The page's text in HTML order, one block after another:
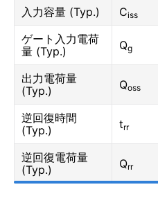
入力容量 (Typ.) Ciss
ゲート入力電荷
量 (Typ.)
Qg
出力電荷量
(Typ.)
Qoss
逆回復時間
(Typ.)
trr
逆回復電荷量
(Typ.)
Qrr